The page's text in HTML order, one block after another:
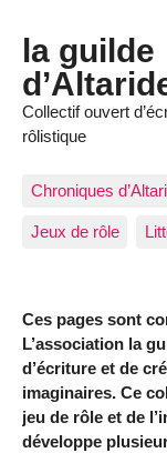
la guilde
Collectif ouvert
rôlistique
Chroniques
Jeux de rôle
Ces pages sont
L’association la
d’écriture et de
imaginaires. Ce
jeu de rôle et de
développe